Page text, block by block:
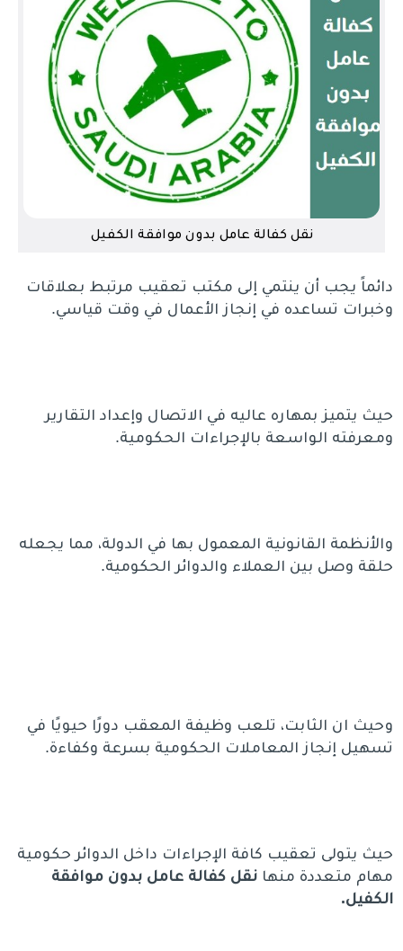
نقل كفالة عامل بدون موافقة الكفيل
دائماً يجب أن ينتمي إلى مكتب تعقيب مرتبط بعلاقات
وخبرات تساعده في إنجاز الأعمال في وقت قياسي.
حيث يتميز بمهاره عاليه في الاتصال وإعداد التقارير
ومعرفته الواسعة بالإجراءات الحكومية.
والأنظمة القانونية المعمول بها في الدولة، مما يجعله
حلقة وصل بين العملاء والدوائر الحكومية.
وحيث ان الثابت، تلعب وظيفة المعقب دورًا حيويًا في
تسهيل إنجاز المعاملات الحكومية بسرعة وكفاءة.
حيث يتولى تعقيب كافة الإجراءات داخل الدوائر حكومية
مهام متعددة منهانقل كفالة عامل بدون موافقة
الكفيل.